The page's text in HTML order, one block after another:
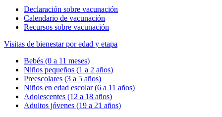
Declaración sobre vacunación
Calendario de vacunación
Recursos sobre vacunación
Visitas de bienestar por edad y etapa
Bebés (0 a 11 meses)
Niños pequeños (1 a 2 años)
Preescolares (3 a 5 años)
Niños en edad escolar (6 a 11 años)
Adolescentes (12 a 18 años)
Adultos jóvenes (19 a 21 años)